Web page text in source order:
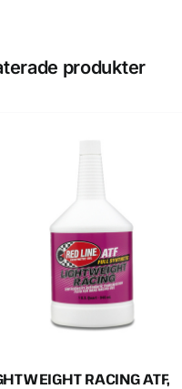
produkter
RACING ATF,